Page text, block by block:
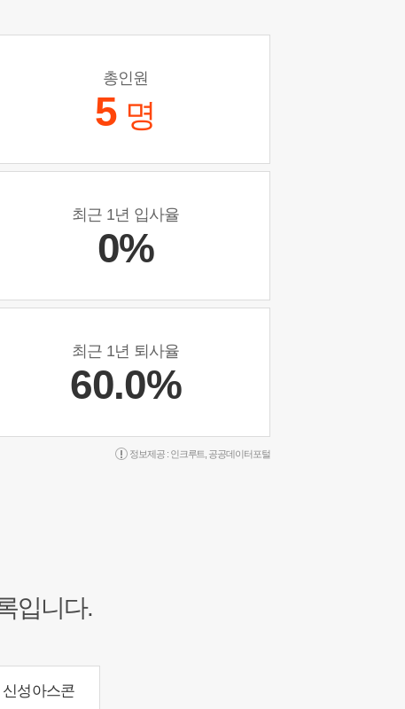
총인원
5 명
최근 1년 입사율
0%
최근 1년 퇴사율
60.0%
정보제공 : 인크루트 공공데이터포털
입니다.
신성아스콘